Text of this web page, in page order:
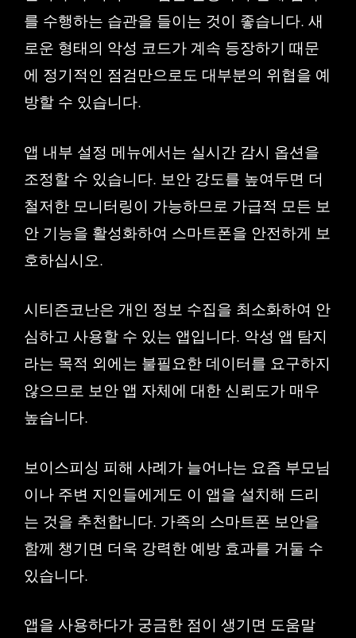
를 수행하는 습관을 들이는 것이 좋습니다. 새
로운 형태의 악성 코드가 계속 등장하기 때문
에 정기적인 점검만으로도 대부분의 위협을 예
방할 수 있습니다.
앱 내부 설정 메뉴에서는 실시간 감시 옵션을
조정할 수 있습니다. 보안 강도를 높여두면 더
철저한 모니터링이 가능하므로 가급적 모든 보
안 기능을 활성화하여 스마트폰을 안전하게 보
호하십시오.
시티즌코난은 개인 정보 수집을 최소화하여 안
심하고 사용할 수 있는 앱입니다. 악성 앱 탐지
라는 목적 외에는 불필요한 데이터를 요구하지
않으므로 보안 앱 자체에 대한 신뢰도가 매우
높습니다.
보이스피싱 피해 사례가 늘어나는 요즘 부모님
이나 주변 지인들에게도 이 앱을 설치해 드리
는 것을 추천합니다. 가족의 스마트폰 보안을
함께 챙기면 더욱 강력한 예방 효과를 거둘 수
있습니다.
앱을 사용하다가 궁금한 점이 생기면 도움말